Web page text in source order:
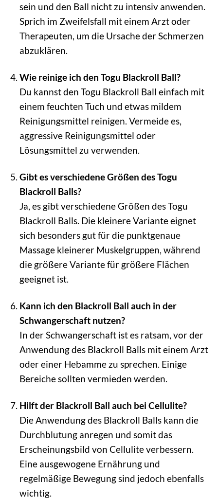
sein und den Ball nicht zu intensiv anwenden.
Sprich im Zweifelsfall mit einem Arzt oder
Therapeuten, um die Ursache der Schmerzen
abzuklären.
Wie reinige ich den Togu Blackroll Ball?
Du kannst den Togu Blackroll Ball einfach mit
einem feuchten Tuch und etwas mildem
Reinigungsmittel reinigen. Vermeide es,
aggressive Reinigungsmittel oder
Lösungsmittel zu verwenden.
Gibt es verschiedene Größen des Togu
Blackroll Balls?
Ja, es gibt verschiedene Größen des Togu
Blackroll Balls. Die kleinere Variante eignet
sich besonders gut für die punktgenaue
Massage kleinerer Muskelgruppen, während
die größere Variante für größere Flächen
geeignet ist.
Kann ich den Blackroll Ball auch in der
Schwangerschaft nutzen?
In der Schwangerschaft ist es ratsam, vor der
Anwendung des Blackroll Balls mit einem Arzt
oder einer Hebamme zu sprechen. Einige
Bereiche sollten vermieden werden.
Hilft der Blackroll Ball auch bei Cellulite?
Die Anwendung des Blackroll Balls kann die
Durchblutung anregen und somit das
Erscheinungsbild von Cellulite verbessern.
Eine ausgewogene Ernährung und
regelmäßige Bewegung sind jedoch ebenfalls
wichtig.